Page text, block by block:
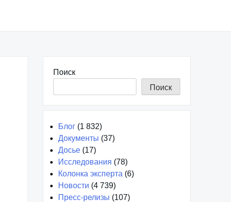
Поиск
Поиск
Блог (1 832)
Документы (37)
Досье (17)
Исследования (78)
Колонка эксперта (6)
Новости (4 739)
Пресс-релизы (107)